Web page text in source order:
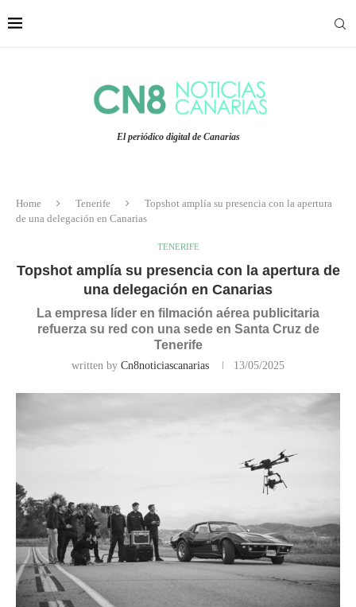
El periódico digital de Canarias
Home Tenerife
Topshot amplía su presencia con la apertura
de una delegación en Canarias
TENERIFE
Topshot amplía su presencia con la apertura de
una delegación en Canarias
La empresa líder en filmación aérea publicitaria
refuerza su red con una sede en Santa Cruz de
Tenerife
written by Cn8noticiascanarias 13/05/2025